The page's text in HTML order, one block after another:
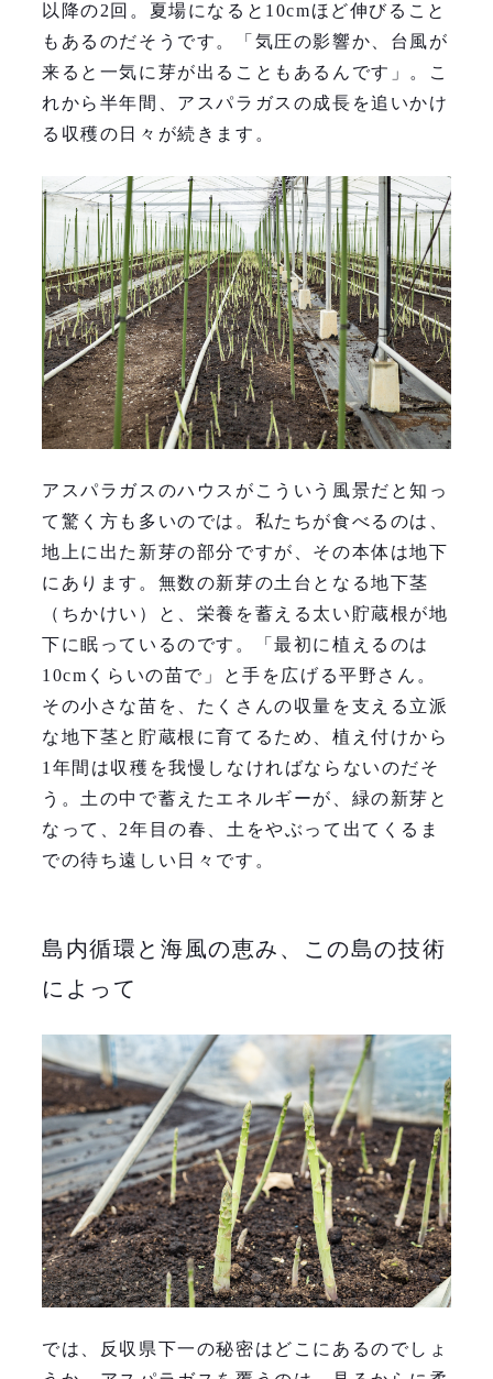
以降の2回。夏場になると10cmほど伸びること
もあるのだそうです。「気圧の影響か、台風が
来ると一気に芽が出ることもあるんです」。こ
れから半年間、アスパラガスの成長を追いかけ
る収穫の日々が続きます。
アスパラガスのハウスがこういう風景だと知っ
て驚く方も多いのでは。私たちが食べるのは、
地上に出た新芽の部分ですが、その本体は地下
にあります。無数の新芽の土台となる地下茎
（ちかけい）と、栄養を蓄える太い貯蔵根が地
下に眠っているのです。「最初に植えるのは
10cmくらいの苗で」と手を広げる平野さん。
その小さな苗を、たくさんの収量を支える立派
な地下茎と貯蔵根に育てるため、植え付けから
1年間は収穫を我慢しなければならないのだそ
う。土の中で蓄えたエネルギーが、緑の新芽と
なって、2年目の春、土をやぶって出てくるま
での待ち遠しい日々です。
島内循環と海風の恵み、この島の技術
によって
では、反収県下一の秘密はどこにあるのでしょ